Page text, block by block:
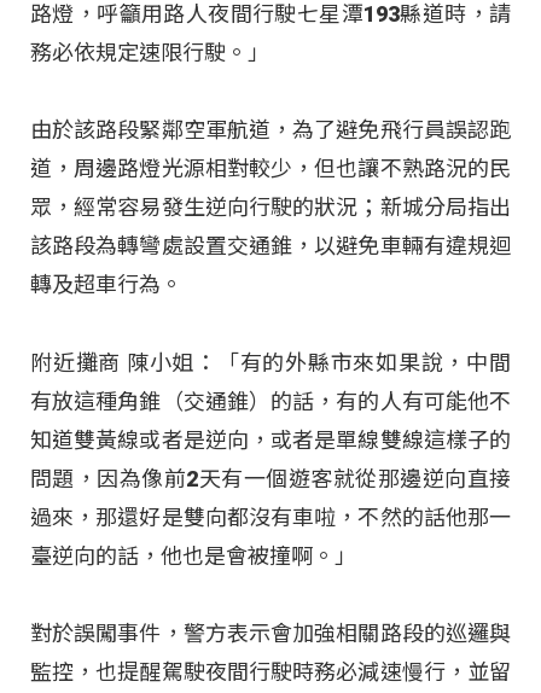
路燈，呼籲用路人夜間行駛七星潭193縣道時，請
務必依規定速限行駛。」
由於該路段緊鄰空軍航道，為了避免飛行員誤認跑
道，周邊路燈光源相對較少，但也讓不熟路況的民
眾，經常容易發生逆向行駛的狀況；新城分局指出
該路段為轉彎處設置交通錐，以避免車輛有違規迴
轉及超車行為。
附近攤商 陳小姐：「有的外縣市來如果說，中間
有放這種角錐（交通錐）的話，有的人有可能他不
知道雙黃線或者是逆向，或者是單線雙線這樣子的
問題，因為像前2天有一個遊客就從那邊逆向直接
過來，那還好是雙向都沒有車啦，不然的話他那一
臺逆向的話，他也是會被撞啊。」
對於誤闖事件，警方表示會加強相關路段的巡邏與
監控，也提醒駕駛夜間行駛時務必減速慢行，並留